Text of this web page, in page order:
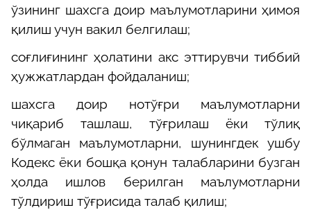
ўзининг шахсга доир маълумотларини ҳимоя
қилиш учун вакил белгилаш;
соғлиғининг ҳолатини акс эттирувчи тиббий
ҳужжатлардан фойдаланиш;
шахсга доир нотўғри маълумотларни
чиқариб ташлаш, тўғрилаш ёки тўлиқ
бўлмаган маълумотларни, шунингдек ушбу
Кодекс ёки бошқа қонун талабларини бузган
ҳолда ишлов берилган маълумотларни
тўлдириш тўғрисида талаб қилиш;